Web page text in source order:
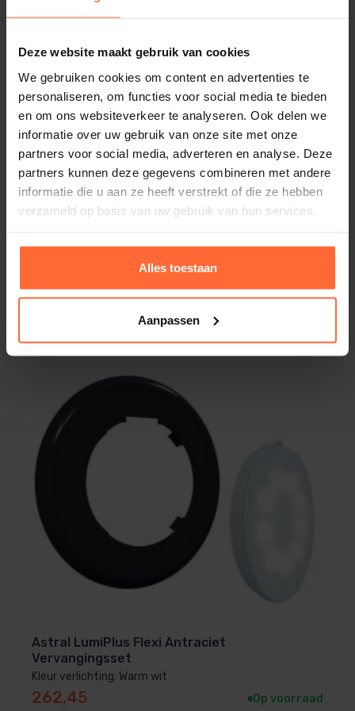
Deze website maakt gebruik van cookies
We gebruiken cookies om content en advertenties te
personaliseren, om functies voor social media te bieden
en om ons websiteverkeer te analyseren. Ook delen we
informatie over uw gebruik van onze site met onze
partners voor social media, adverteren en analyse. Deze
partners kunnen deze gegevens combineren met andere
informatie die u aan ze heeft verstrekt of die ze hebben
verzameld op basis van uw gebruik van hun services.
Alles toestaan
Aanpassen
✔️ Compatibel met Duravision Moonlight & Spectra
Toepassing & montage
Dit product is geschikt voor:
Particuliere zwembaden
Buitenmontage bij technische ruimte of
Niet geschikt voor lichtinstallaties met een
totaalvermogen boven 60VA.
Afmetingen: 150 × 157 × 51 mm
Beschermingsklasse: IP54
Frequentie afstandsbediening: 433 MHz
2 x LumiPlus Flexi Plug & Play RGB Set +
Kleur verlichting: RGB
Astral LumiPlus Flexi Antraciet
Vervangingsset
Kleur verlichting: Warm wit
262,45 Op voorraad